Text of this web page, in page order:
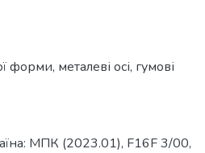
металеві осі, гумові
МПК (2023.01), F16F 3/00,